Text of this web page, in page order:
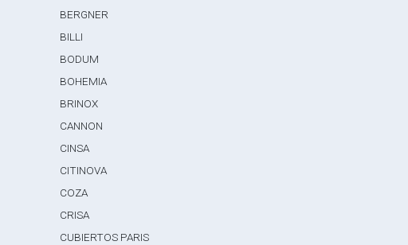
BERGNER
BILLI
BODUM
BOHEMIA
BRINOX
CANNON
CINSA
CITINOVA
COZA
CRISA
CUBIERTOS PARIS